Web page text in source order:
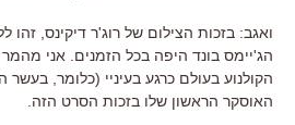
ואגב: בזכות הצילום של רוג'ר דיקינס,
הג'יימס בונד היפה בכל הזמנים. אני מהמר
הקולנוע בעולם כרגע בעיניי (כלומר,
האוסקר הראשון שלו בזכות הסרט הזה.